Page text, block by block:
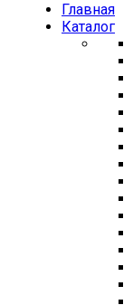
Главная
Каталог